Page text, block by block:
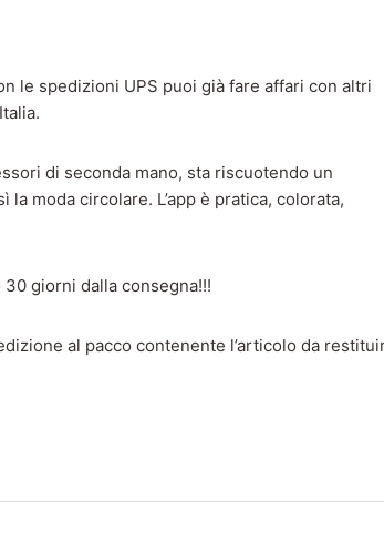
le spedizioni UPS puoi già fare affari con altri
di seconda mano, sta riscuotendo un
moda circolare. L’app è pratica, colorata,
giorni dalla consegna!!!
al pacco contenente l’articolo da